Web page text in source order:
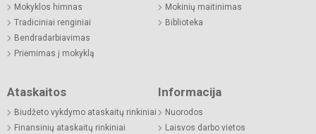
Mokyklos himnas
Tradiciniai renginiai
Bendradarbiavimas
Priėmimas į mokyklą
Mokinių maitinimas
Biblioteka
Ataskaitos
Biudžeto vykdymo ataskaitų rinkiniai
Finansinių ataskaitų rinkiniai
Informacija
Nuorodos
Laisvos darbo vietos